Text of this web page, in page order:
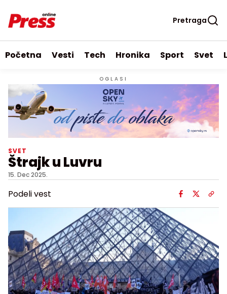
Pretraga
Početna Vesti Tech Hronika Sport Svet
OGLASI
SVET
Štrajk u Luvru
15. Dec 2025.
Podeli vest